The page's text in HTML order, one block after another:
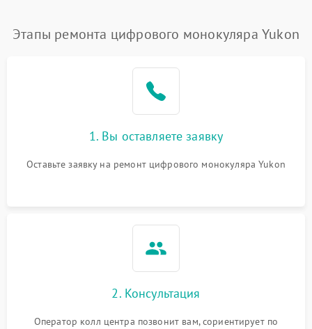
Этапы ремонта цифрового монокуляра Yukon
1. Вы оставляете заявку
Оставьте заявку на ремонт цифрового монокуляра Yukon
2. Консультация
Оператор колл центра позвонит вам, сориентирует по